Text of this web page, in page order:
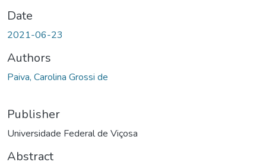
Date
2021-06-23
Authors
Paiva, Carolina Grossi de
Publisher
Universidade Federal de Viçosa
Abstract